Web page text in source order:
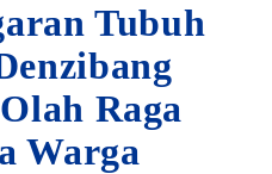
Tubuh
Raga
Warga